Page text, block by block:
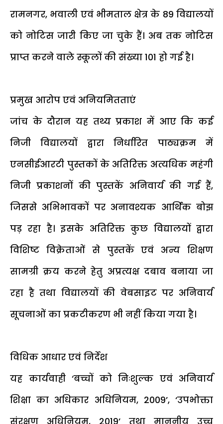
रामनगर, भवाली एवं भीमताल क्षेत्र के 89 विद्यालयों
को नोटिस जारी किए जा चुके हैं। अब तक नोटिस
प्राप्त करने वाले स्कूलों की संख्या 101 हो गई है।
प्रमुख आरोप एवं अनियमितताएं
जांच के दौरान यह तथ्य प्रकाश में आए कि कई
निजी विद्यालयों द्वारा निर्धारित पाठ्यक्रम में
एनसीईआरटी पुस्तकों के अतिरिक्त अत्यधिक महंगी
निजी प्रकाशनों की पुस्तकें अनिवार्य की गई हैं,
जिससे अभिभावकों पर अनावश्यक आर्थिक बोझ
पड़ रहा है। इसके अतिरिक्त कुछ विद्यालयों द्वारा
विशिष्ट विक्रेताओं से पुस्तकें एवं अन्य शिक्षण
सामग्री क्रय करने हेतु अप्रत्यक्ष दबाव बनाया जा
रहा है तथा विद्यालयों की वेबसाइट पर अनिवार्य
सूचनाओं का प्रकटीकरण भी नहीं किया गया है।
विधिक आधार एवं निर्देश
यह कार्यवाही ‘बच्चों को निःशुल्क एवं अनिवार्य
शिक्षा का अधिकार अधिनियम, 2009’, ‘उपभोक्ता
संरक्षण अधिनियम, 2019’ तथा माननीय उच्च